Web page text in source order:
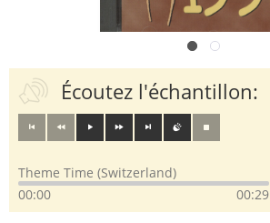
Écoutez l'échantillon:
Theme Time (Switzerland)
00:00
00:29